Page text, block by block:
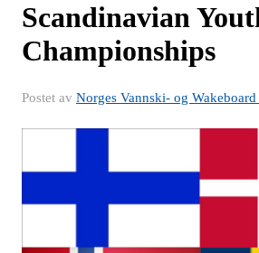
Scandinavian
Championships
Postet av Norges Vannski- og